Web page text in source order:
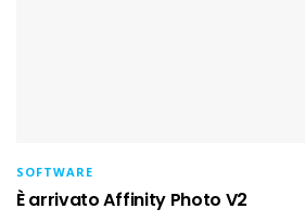
SOFTWARE
È arrivato Affinity Photo V2